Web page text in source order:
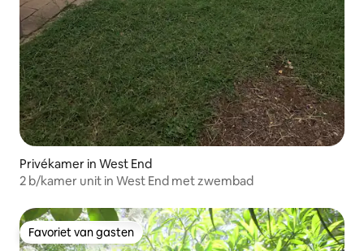
Privékamer in West End
2 b/kamer unit in West End met zwembad
Favoriet van gasten
Favoriet van gasten